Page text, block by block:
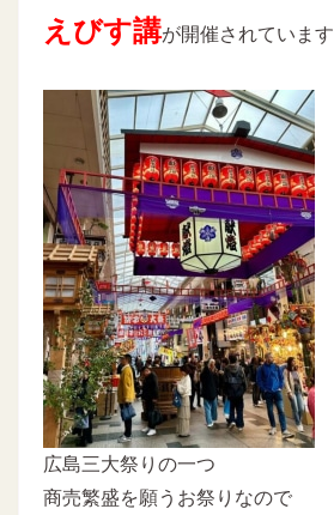
えびす講が開催されています
広島三大祭りの一つ
商売繁盛を願うお祭りなので